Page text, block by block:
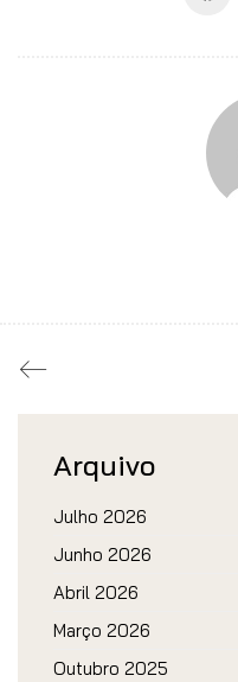
Arquivo
Julho 2026
Junho 2026
Abril 2026
Março 2026
Outubro 2025